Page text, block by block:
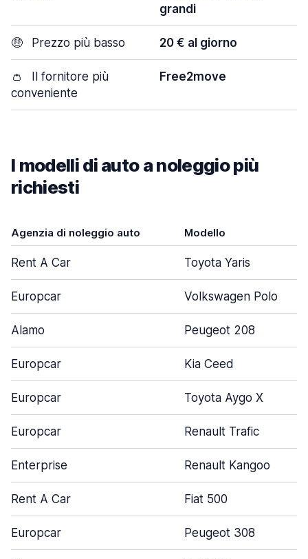
grandi
🤑 Prezzo più basso 20 € al giorno
👛
Il fornitore più
conveniente
Free2move
I modelli di auto a noleggio più
richiesti
Agenzia di noleggio auto Modello
Rent A Car Toyota Yaris
Europcar Volkswagen Polo
Alamo Peugeot 208
Europcar Kia Ceed
Europcar Toyota Aygo X
Europcar Renault Trafic
Enterprise Renault Kangoo
Rent A Car Fiat 500
Europcar Peugeot 308